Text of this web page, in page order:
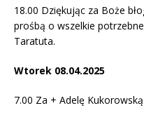
18.00 Dziękując za Boże
prośbą o wszelkie
Taratuta.
Wtorek 08.04.2025
7.00 Za + Adelę